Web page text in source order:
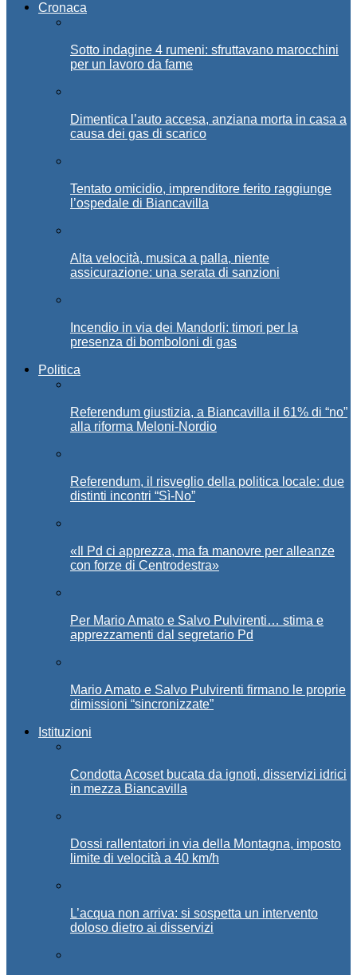
Cronaca
Sotto indagine 4 rumeni: sfruttavano marocchini
per un lavoro da fame
Dimentica l’auto accesa, anziana morta in casa a
causa dei gas di scarico
Tentato omicidio, imprenditore ferito raggiunge
l’ospedale di Biancavilla
Alta velocità, musica a palla, niente
assicurazione: una serata di sanzioni
Incendio in via dei Mandorli: timori per la
presenza di bomboloni di gas
Politica
Referendum giustizia, a Biancavilla il 61% di “no”
alla riforma Meloni-Nordio
Referendum, il risveglio della politica locale: due
distinti incontri “Sì-No”
«Il Pd ci apprezza, ma fa manovre per alleanze
con forze di Centrodestra»
Per Mario Amato e Salvo Pulvirenti… stima e
apprezzamenti dal segretario Pd
Mario Amato e Salvo Pulvirenti firmano le proprie
dimissioni “sincronizzate”
Istituzioni
Condotta Acoset bucata da ignoti, disservizi idrici
in mezza Biancavilla
Dossi rallentatori in via della Montagna, imposto
limite di velocità a 40 km/h
L’acqua non arriva: si sospetta un intervento
doloso dietro ai disservizi